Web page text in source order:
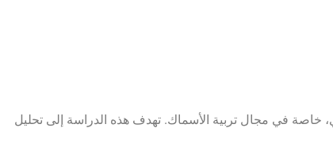
خاصة في مجال تربية الأسماك. تهدف هذه الدراسة إلى تحليل